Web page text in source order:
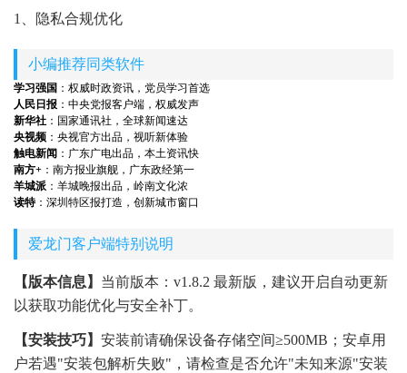
1、隐私合规优化
小编推荐同类软件
学习强国 ：权威时政资讯，党员学习首选
人民日报 ：中央党报客户端，权威发声
新华社 ：国家通讯社，全球新闻速达
央视频 ：央视官方出品，视听新体验
触电新闻 ：广东广电出品，本土资讯快
南方+ ：南方报业旗舰，广东政经第一
羊城派 ：羊城晚报出品，岭南文化浓
读特：深圳特区报打造，创新城市窗口
爱龙门客户端特别说明
【版本信息】 当前版本：v1.8.2 最新版，建议开启自动更新
以获取功能优化与安全补丁。
【安装技巧】 安装前请确保设备存储空间≥500MB；安卓用
户若遇"安装包解析失败"，请检查是否允许"未知来源"安装